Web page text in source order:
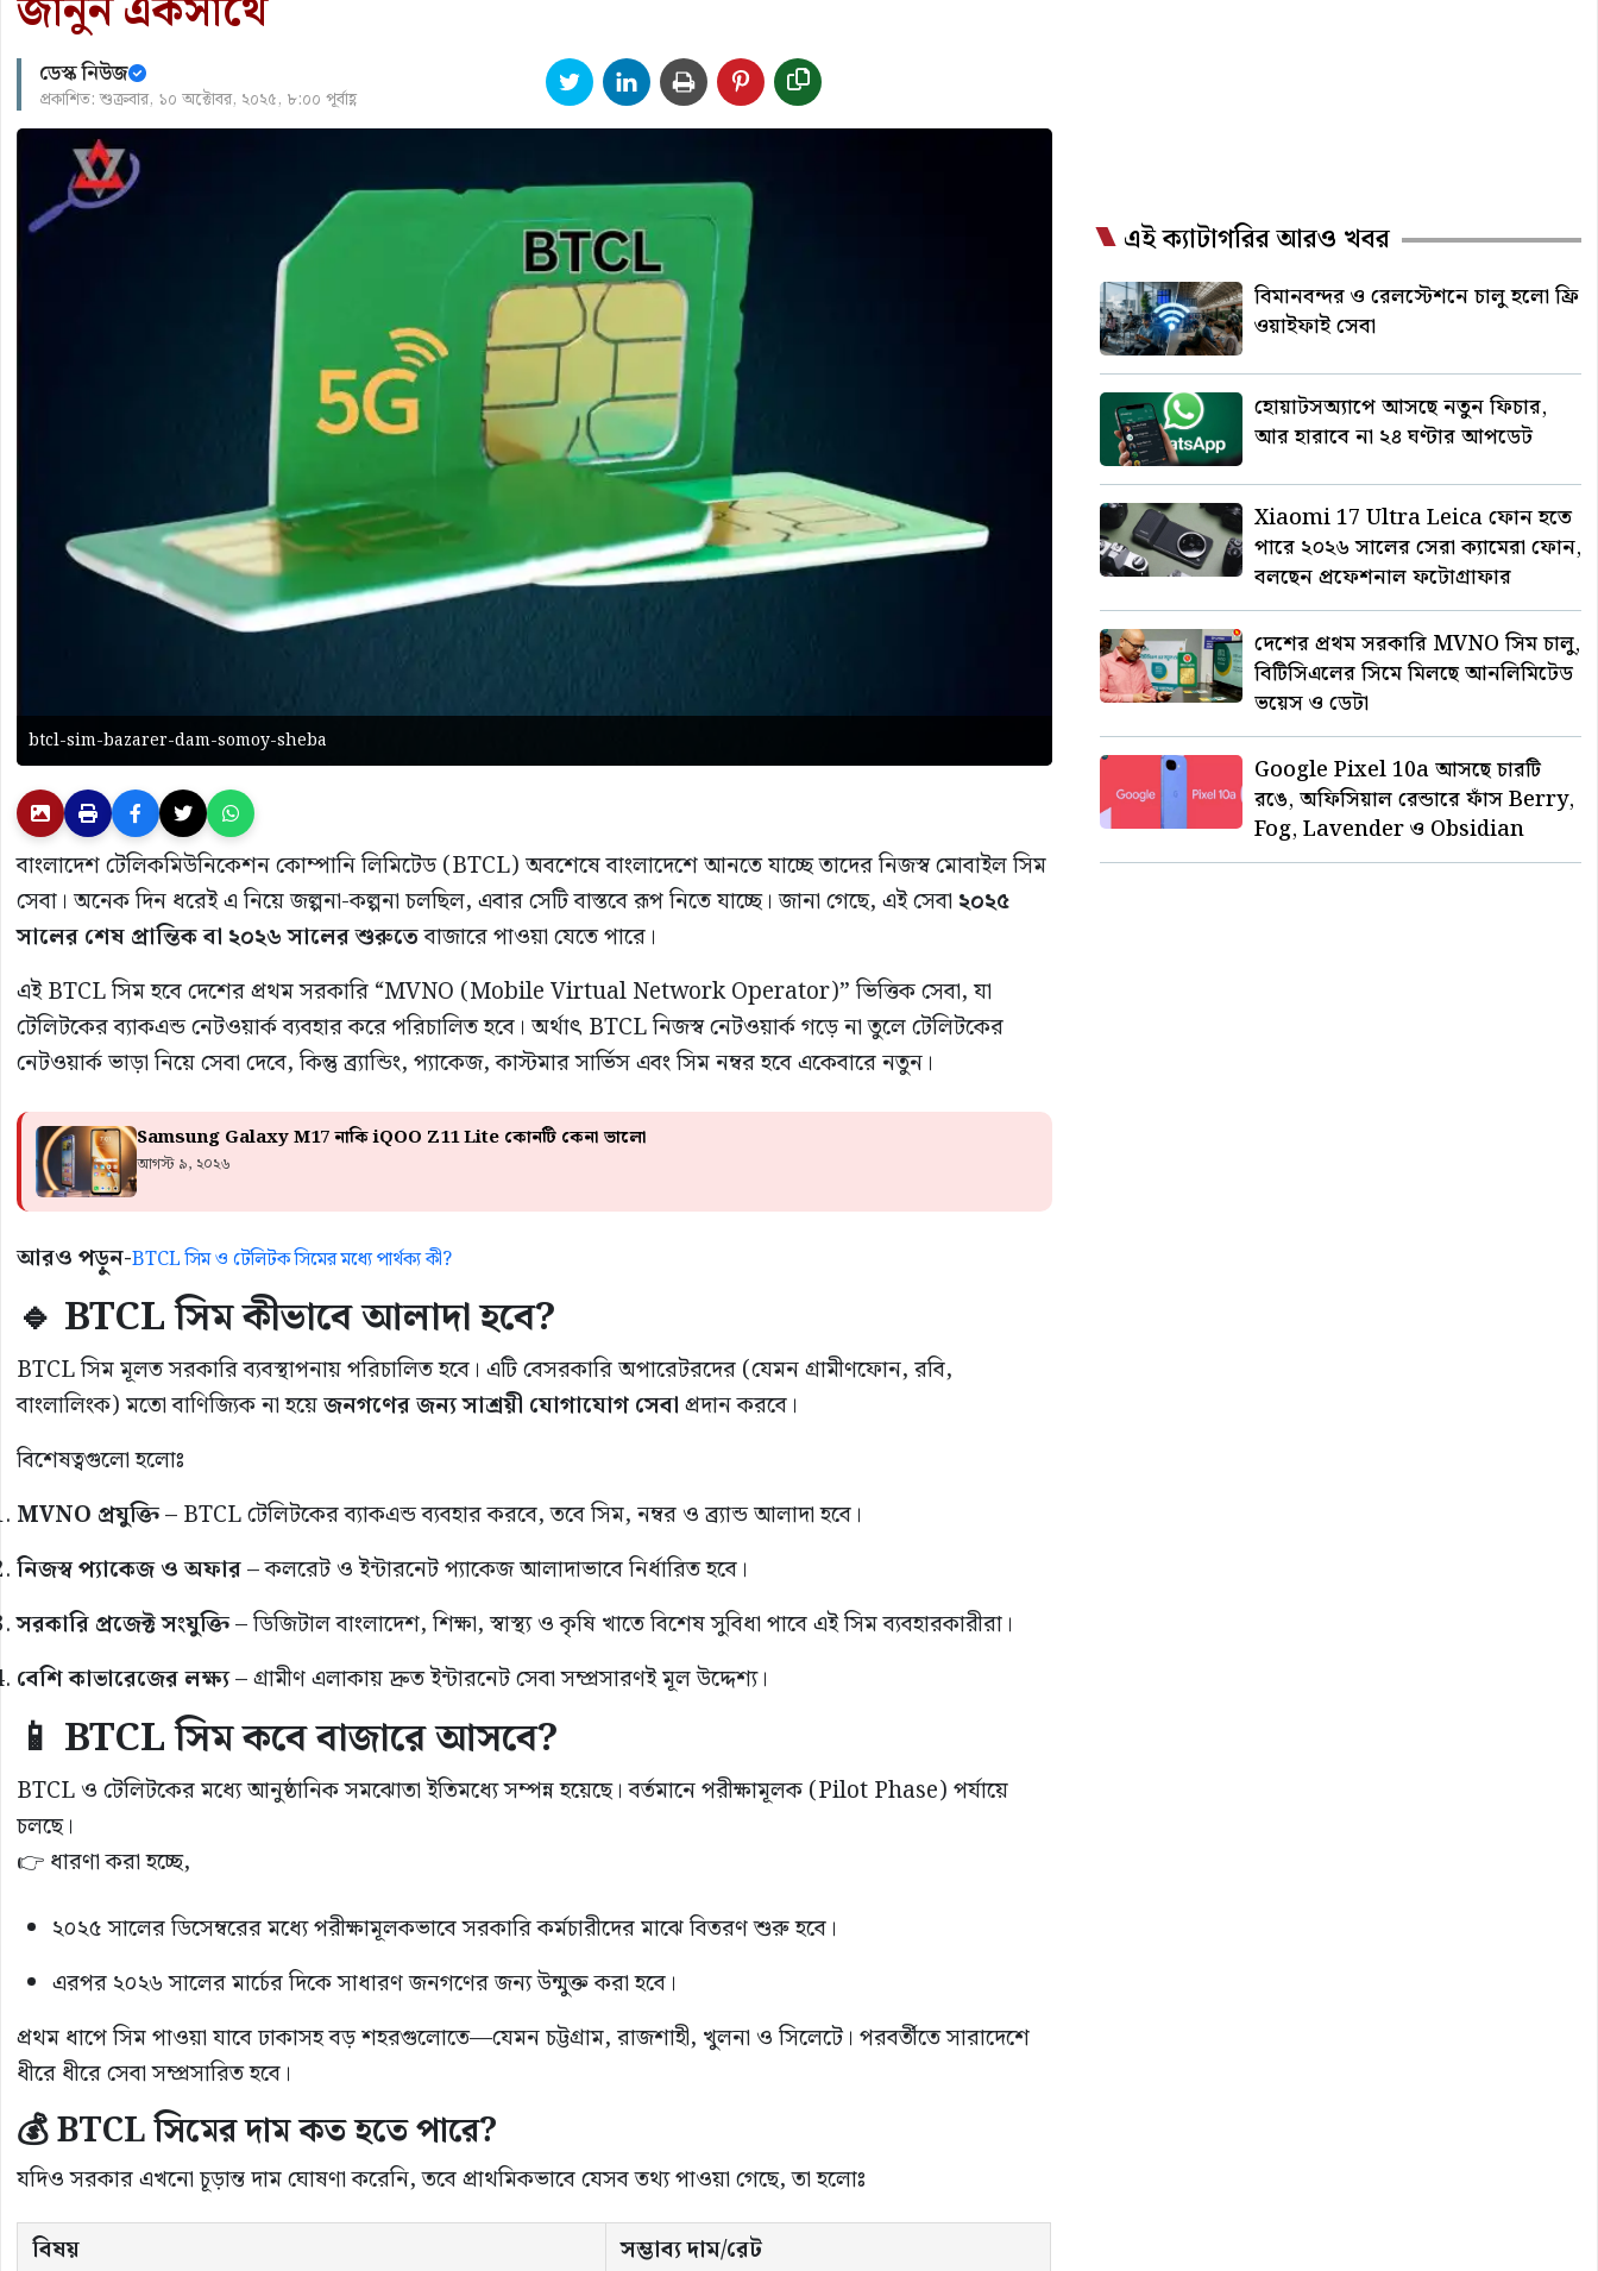
ডেস্ক নিউজ
প্রকাশিত: শুক্রবার, ১০ অক্টোবর, ২০২৫, ৮:০০ পূর্বাহ্ণ
btcl-sim-bazarer-dam-somoy-sheba
বাংলাদেশ টেলিকমিউনিকেশন কোম্পানি লিমিটেড (BTCL) অবশেষে বাংলাদেশে আনতে যাচ্ছে তাদের নিজস্ব মোবাইল সিম
সেবা। অনেক দিন ধরেই এ নিয়ে জল্পনা-কল্পনা চলছিল, এবার সেটি বাস্তবে রূপ নিতে যাচ্ছে। জানা গেছে, এই সেবা ২০২৫
সালের শেষ প্রান্তিক বা ২০২৬ সালের শুরুতেবাজারে পাওয়া যেতে পারে।
এই BTCL সিম হবে দেশের প্রথম সরকারি “MVNO (Mobile Virtual Network Operator)” ভিত্তিক সেবা, যা
টেলিটকের ব্যাকএন্ড নেটওয়ার্ক ব্যবহার করে পরিচালিত হবে। অর্থাৎ BTCL নিজস্ব নেটওয়ার্ক গড়ে না তুলে টেলিটকের
নেটওয়ার্ক ভাড়া নিয়ে সেবা দেবে, কিন্তু ব্র্যান্ডিং, প্যাকেজ, কাস্টমার সার্ভিস এবং সিম নম্বর হবে একেবারে নতুন।
Samsung Galaxy M17 নাকি iQOO Z11 Lite কোনটি কেনা ভালো
আগস্ট ৯, ২০২৬
আরও পড়ুন-BTCL সিম ও টেলিটক সিমের মধ্যে পার্থক্য কী?
🔹 BTCL সিম কীভাবে আলাদা হবে?
BTCL সিম মূলত সরকারি ব্যবস্থাপনায় পরিচালিত হবে। এটি বেসরকারি অপারেটরদের (যেমন গ্রামীণফোন, রবি,
বাংলালিংক) মতো বাণিজ্যিক না হয়েজনগণের জন্য সাশ্রয়ী যোগাযোগ সেবাপ্রদান করবে।
বিশেষত্বগুলো হলোঃ
MVNO প্রযুক্তি– BTCL টেলিটকের ব্যাকএন্ড ব্যবহার করবে, তবে সিম, নম্বর ও ব্র্যান্ড আলাদা হবে।
নিজস্ব প্যাকেজ ও অফার– কলরেট ও ইন্টারনেট প্যাকেজ আলাদাভাবে নির্ধারিত হবে।
সরকারি প্রজেক্ট সংযুক্তি– ডিজিটাল বাংলাদেশ, শিক্ষা, স্বাস্থ্য ও কৃষি খাতে বিশেষ সুবিধা পাবে এই সিম ব্যবহারকারীরা।
বেশি কাভারেজের লক্ষ্য– গ্রামীণ এলাকায় দ্রুত ইন্টারনেট সেবা সম্প্রসারণই মূল উদ্দেশ্য।
📱 BTCL সিম কবে বাজারে আসবে?
BTCL ও টেলিটকের মধ্যে আনুষ্ঠানিক সমঝোতা ইতিমধ্যে সম্পন্ন হয়েছে। বর্তমানে পরীক্ষামূলক (Pilot Phase) পর্যায়ে
চলছে।
👉 ধারণা করা হচ্ছে,
২০২৫ সালের ডিসেম্বরের মধ্যে পরীক্ষামূলকভাবে সরকারি কর্মচারীদের মাঝে বিতরণ শুরু হবে।
এরপর ২০২৬ সালের মার্চের দিকে সাধারণ জনগণের জন্য উন্মুক্ত করা হবে।
প্রথম ধাপে সিম পাওয়া যাবে ঢাকাসহ বড় শহরগুলোতে—যেমন চট্টগ্রাম, রাজশাহী, খুলনা ও সিলেটে। পরবর্তীতে সারাদেশে
ধীরে ধীরে সেবা সম্প্রসারিত হবে।
💰 BTCL সিমের দাম কত হতে পারে?
যদিও সরকার এখনো চূড়ান্ত দাম ঘোষণা করেনি, তবে প্রাথমিকভাবে যেসব তথ্য পাওয়া গেছে, তা হলোঃ
বিষয়
সম্ভাব্য দাম/রেট
এই ক্যাটাগরির আরও খবর
বিমানবন্দর ও রেলস্টেশনে চালু হলো ফ্রি
ওয়াইফাই সেবা
হোয়াটসঅ্যাপে আসছে নতুন ফিচার,
আর হারাবে না ২৪ ঘণ্টার আপডেট
Xiaomi 17 Ultra Leica ফোন হতে
পারে ২০২৬ সালের সেরা ক্যামেরা ফোন,
বলছেন প্রফেশনাল ফটোগ্রাফার
দেশের প্রথম সরকারি MVNO সিম চালু,
বিটিসিএলের সিমে মিলছে আনলিমিটেড
ভয়েস ও ডেটা
Google Pixel 10a আসছে চারটি
রঙে, অফিসিয়াল রেন্ডারে ফাঁস Berry,
Fog, Lavender ও Obsidian